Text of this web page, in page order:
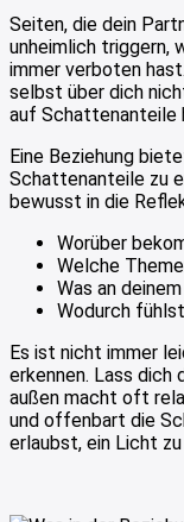
Seiten, die dein
unheimlich triggern,
immer verboten
selbst über dich
auf Schattenanteile
Eine Beziehung
Schattenanteile zu
bewusst in die
Worüber
Welche
Was an
Wodurch
Es ist nicht immer
erkennen. Lass dich
außen macht oft
und offenbart die
erlaubst, ein Licht